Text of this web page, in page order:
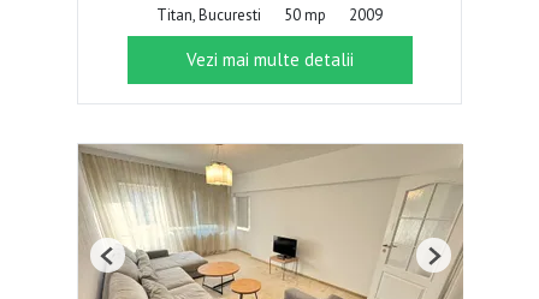
Titan, Bucuresti
50 mp 2009
Vezi mai multe detalii
Previous Next